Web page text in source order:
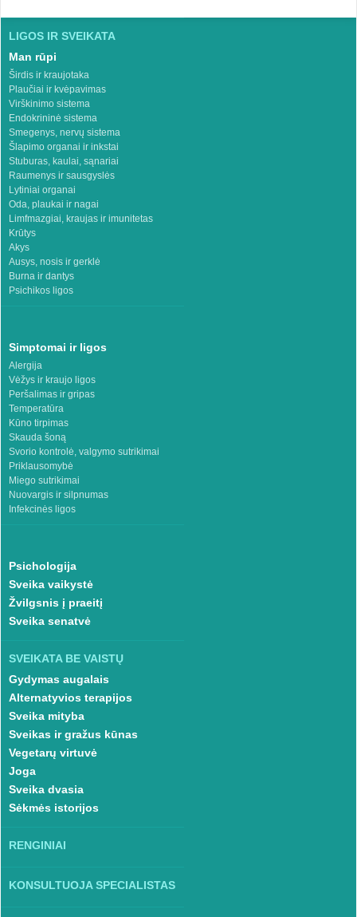
LIGOS IR SVEIKATA
Man rūpi
Širdis ir kraujotaka
Plaučiai ir kvėpavimas
Virškinimo sistema
Endokrininė sistema
Smegenys, nervų sistema
Šlapimo organai ir inkstai
Stuburas, kaulai, sąnariai
Raumenys ir sausgyslės
Lytiniai organai
Oda, plaukai ir nagai
Limfmazgiai, kraujas ir imunitetas
Krūtys
Akys
Ausys, nosis ir gerklė
Burna ir dantys
Psichikos ligos
Simptomai ir ligos
Alergija
Vėžys ir kraujo ligos
Peršalimas ir gripas
Temperatūra
Kūno tirpimas
Skauda šoną
Svorio kontrolė, valgymo sutrikimai
Priklausomybė
Miego sutrikimai
Nuovargis ir silpnumas
Infekcinės ligos
Psichologija
Sveika vaikystė
Žvilgsnis į praeitį
Sveika senatvė
SVEIKATA BE VAISTŲ
Gydymas augalais
Alternatyvios terapijos
Sveika mityba
Sveikas ir gražus kūnas
Vegetarų virtuvė
Joga
Sveika dvasia
Sėkmės istorijos
RENGINIAI
KONSULTUOJA SPECIALISTAS